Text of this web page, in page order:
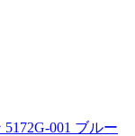
001 ブルー